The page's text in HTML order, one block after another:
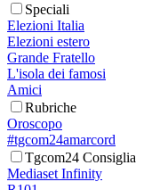
Speciali
Elezioni Italia
Elezioni estero
Grande Fratello
L'isola dei famosi
Amici
Rubriche
Oroscopo
#tgcom24amarcord
Tgcom24 Consiglia
Mediaset Infinity